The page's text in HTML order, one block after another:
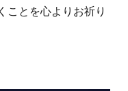
ことを心よりお祈り